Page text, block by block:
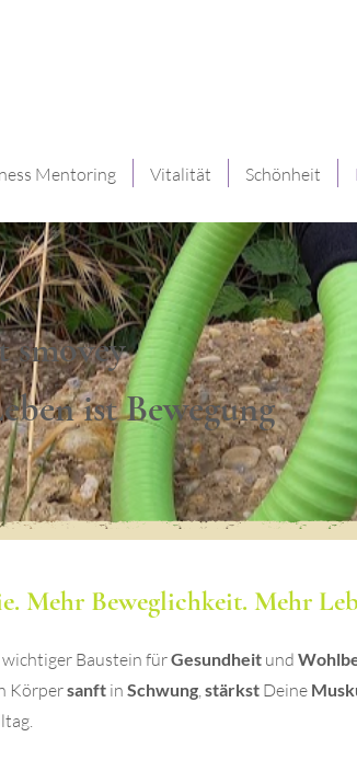
Mentoring Vitalität Schönheit
smovey
ist Bewegung
Mehr Beweglichkeit. Mehr
Baustein fürGesundheit und
Körpersanft in Schwung,stärkst Deine